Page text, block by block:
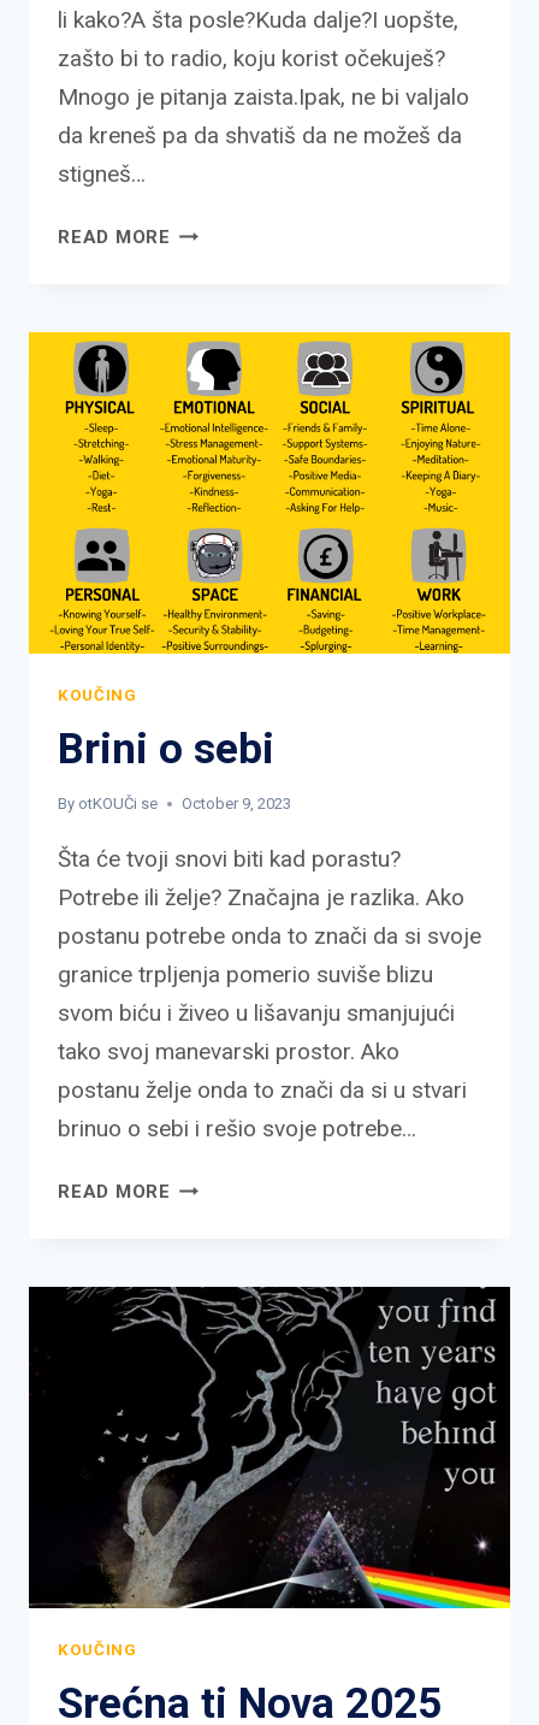
li kako?A šta posle?Kuda dalje?I uopšte,
zašto bi to radio, koju korist očekuješ?
Mnogo je pitanja zaista.Ipak, ne bi valjalo
da kreneš pa da shvatiš da ne možeš da
stigneš…
READ MORE CILJAJ
KOUČING
Brini o sebi
By otKOUČi se October 9, 2023
Šta će tvoji snovi biti kad porastu?
Potrebe ili želje? Značajna je razlika. Ako
postanu potrebe onda to znači da si svoje
granice trpljenja pomerio suviše blizu
svom biću i živeo u lišavanju smanjujući
tako svoj manevarski prostor. Ako
postanu želje onda to znači da si u stvari
brinuo o sebi i rešio svoje potrebe…
READ MORE BRINI
KOUČING
Srećna ti Nova 2025